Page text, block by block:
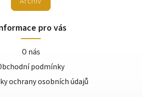
pro vás
O nás
podmínky
ochrany osobních údajů